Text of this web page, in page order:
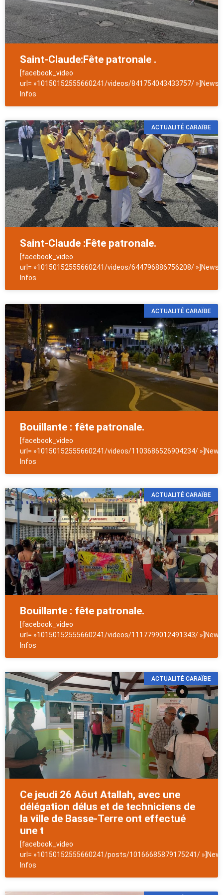
Saint-Claude:Fête patronale .
[facebook_video
url= »10150152555660241/videos/841754043433757/
Infos
ACTUALITÉ CARAÏBE
Saint-Claude :Fête patronale.
[facebook_video
url= »10150152555660241/videos/644796886756208/
Infos
ACTUALITÉ CARAÏBE
Bouillante : fête patronale.
[facebook_video
url= »10150152555660241/videos/1103686526904234/
Infos
ACTUALITÉ CARAÏBE
Bouillante : fête patronale.
[facebook_video
url= »10150152555660241/videos/1117799012491343/
Infos
ACTUALITÉ CARAÏBE
Ce jeudi 26 Aôut Atallah, avec une
délégation délus et de techniciens de
la ville de Basse-Terre ont effectué
une t
[facebook_video
url= »10150152555660241/posts/10166685879175241/
Infos